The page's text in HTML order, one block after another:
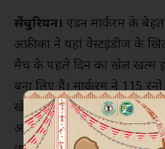
सेंचुरियन। एडन मार्करम के
अफ्रीका ने यहां वेस्टइंडीज के
मैच के पहले दिन का खेल खत्म
बना लिए हैं। मार्करम ने 115
खेली। मार्करम के अलावा डीन
अर्धशतकीय पारी खेली।